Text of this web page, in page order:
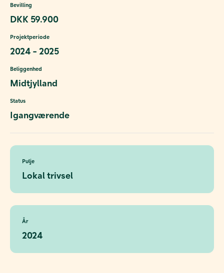
Bevilling
DKK 59.900
Projektperiode
2024 - 2025
Beliggenhed
Midtjylland
Status
Igangværende
Pulje
Lokal trivsel
År
2024